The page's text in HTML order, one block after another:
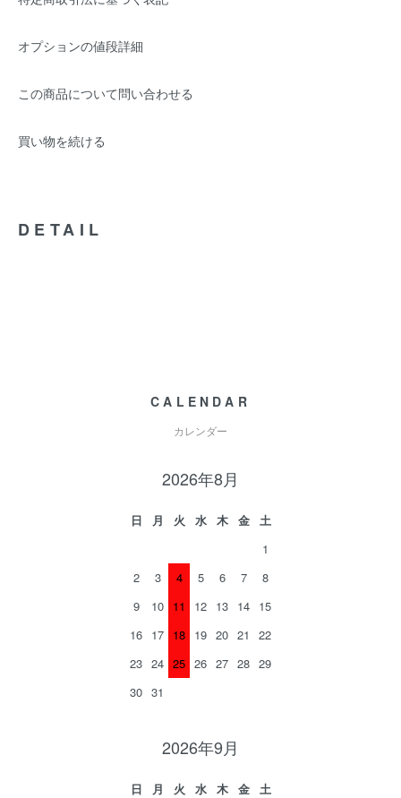
オプションの値段詳細
この商品について問い合わせる
買い物を続ける
DETAIL
CALENDAR
カレンダー
2026年8月
日 月 火 水 木 金
土
1
2
3 4 5 6 7
8
9
10 11 12 13 14 15
16 17 18 19 20 21
22
23 24 25 26 27 28 29
30 31
2026年9月
日 月 火 水 木 金
土